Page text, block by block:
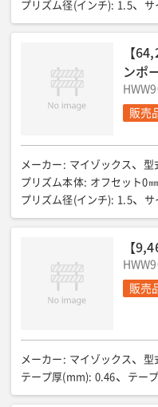
プリズム径(インチ): 1.5 サ
【
ンポ
販売
メーカー : マイゾックス 型
プリズム本体: オフセット0㎜
プリズム径(インチ): 1.5 サ
【
販売
メーカー : マイゾックス 型
テープ厚(mm): 0.46 テー